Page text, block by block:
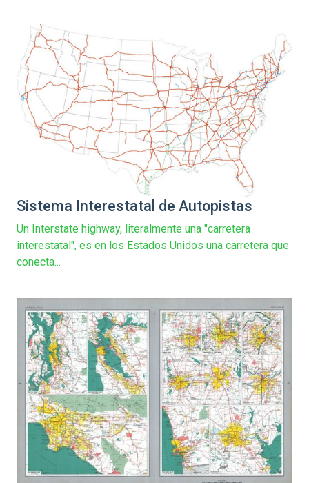
Sistema Interestatal de Autopistas
Un Interstate highway, literalmente una "carretera
interestatal", es en los Estados Unidos una carretera que
conecta...